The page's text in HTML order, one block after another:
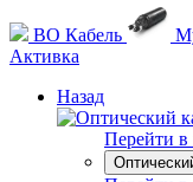
ВО Кабель
Активка
Назад
Перейти в